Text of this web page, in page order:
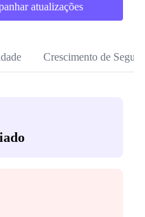
atualizações
Crescimento de